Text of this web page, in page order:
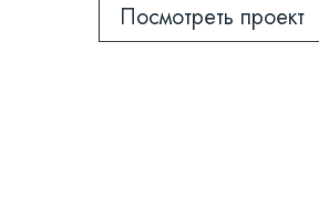
Посмотреть проект